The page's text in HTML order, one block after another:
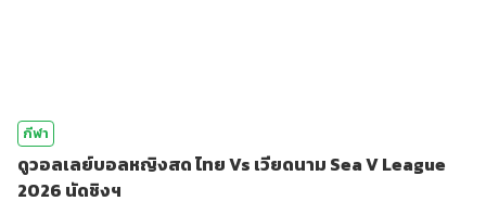
กีฬา
ดูวอลเลย์บอลหญิงสด ไทย Vs เวียดนาม Sea V League
2026 นัดชิงฯ